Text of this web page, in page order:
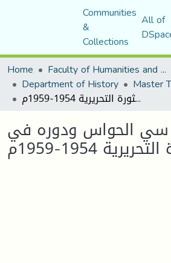
Communities
&
Collections
All of
Home
Faculty of Humanities and Social Sciences
Department of History Master
العقيد سي الحواس ودوره في الثورة التحريرية 1954-1959م
سي الحواس ودوره في
1954-1959م